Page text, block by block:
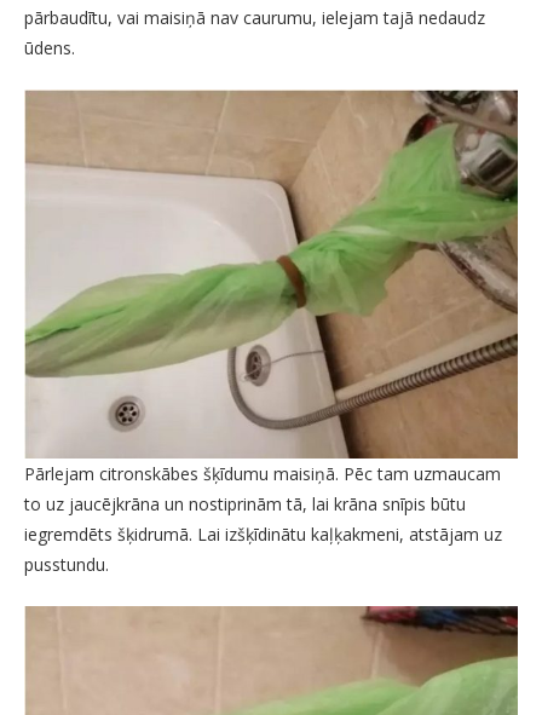
pārbaudītu, vai maisiņā nav caurumu, ielejam tajā nedaudz
ūdens.
Pārlejam citronskābes šķīdumu maisiņā. Pēc tam uzmaucam
to uz jaucējkrāna un nostiprinām tā, lai krāna snīpis būtu
iegremdēts šķidrumā. Lai izšķīdinātu kaļķakmeni, atstājam uz
pusstundu.